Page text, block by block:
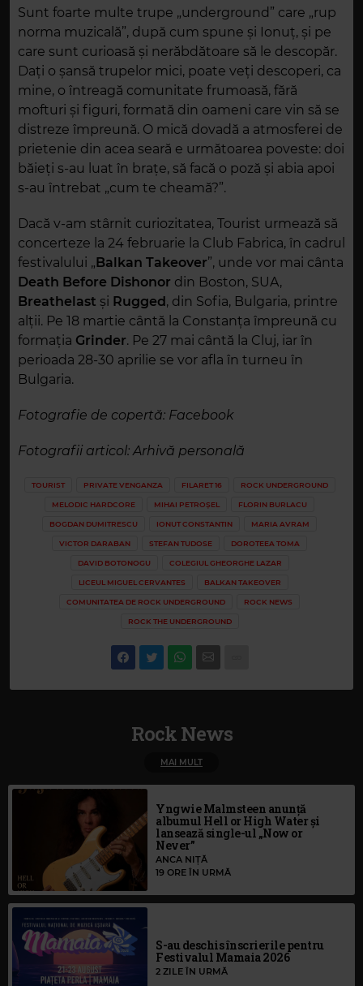
Sunt foarte multe trupe „underground” care „rup
norma muzicală”, după cum spune și Ionuț, și pe
care sunt curioasă și nerăbdătoare să le descopăr.
Dați o șansă trupelor mici, poate veți descoperi, ca
mine, o întreagă comunitate frumoasă, fără
mofturi și figuri, formată din oameni care vin să se
distreze împreună. O mică dovadă a atmosferei de
prietenie din acea seară e următoarea poveste: doi
băieți s-au luat în brațe, să facă o poză și abia apoi
s-au întrebat „cum te cheamă?”.
Dacă v-am stârnit curiozitatea, Tourist urmează să
concerteze la 24 februarie la Club Fabrica, în cadrul
festivalului „Balkan Takeover”, unde vor mai cânta
Death Before Dishonor din Boston, SUA,
Breathelast și Rugged, din Sofia, Bulgaria, printre
alții. Pe 18 martie cântă la Constanța împreună cu
formația Grinder. Pe 27 mai cântă la Cluj, iar în
perioada 28-30 aprilie se vor afla în turneu în
Bulgaria.
Fotografie de copertă: Facebook
Fotografii articol: Arhivă personală
TOURIST PRIVATE VENGANZA FILARET 16 ROCK UNDERGROUND
MELODIC HARDCORE MIHAI PETROȘEL FLORIN BURLACU
BOGDAN DUMITRESCU IONUT CONSTANTIN MARIA AVRAM
VICTOR DARABAN STEFAN TUDOSE DOROTEEA TOMA
DAVID BOTONOGU COLEGIUL GHEORGHE LAZAR
LICEUL MIGUEL CERVANTES BALKAN TAKEOVER
COMUNITATEA DE ROCK UNDERGROUND ROCK NEWS
ROCK THE UNDERGROUND
Rock News
MAI MULT
Yngwie Malmsteen anunță
albumul Hell or High Water și
lansează single-ul „Now or
Never”
ANCA NIȚĂ
19 ORE ÎN URMĂ
S-au deschis înscrierile pentru
Festivalul Mamaia 2026
2 ZILE ÎN URMĂ